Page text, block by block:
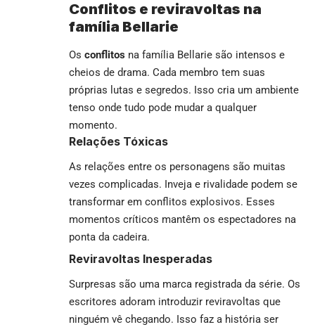
Conflitos e reviravoltas na
família Bellarie
Os conflitos na família Bellarie são intensos e
cheios de drama. Cada membro tem suas
próprias lutas e segredos. Isso cria um ambiente
tenso onde tudo pode mudar a qualquer
momento.
Relações Tóxicas
As relações entre os personagens são muitas
vezes complicadas. Inveja e rivalidade podem se
transformar em conflitos explosivos. Esses
momentos críticos mantêm os espectadores na
ponta da cadeira.
Reviravoltas Inesperadas
Surpresas são uma marca registrada da série. Os
escritores adoram introduzir reviravoltas que
ninguém vê chegando. Isso faz a história ser